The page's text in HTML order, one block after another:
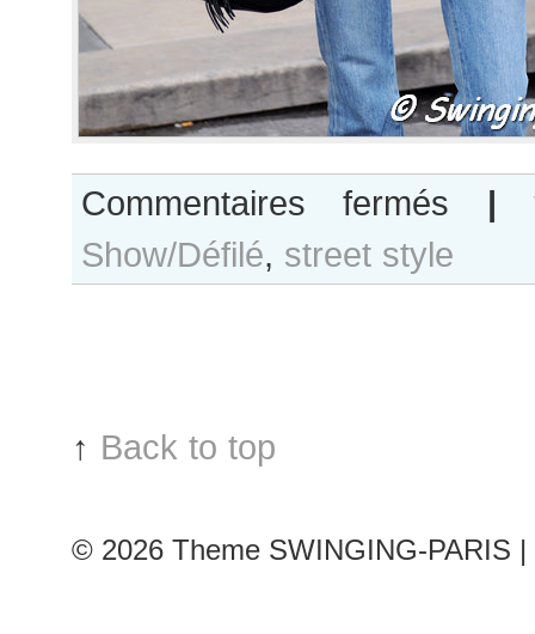
Commentaires fermés Caroline
Schurch
after
|
Show/Défilé, street style
↑ Back to top
© 2026 Theme SWINGING-PARIS